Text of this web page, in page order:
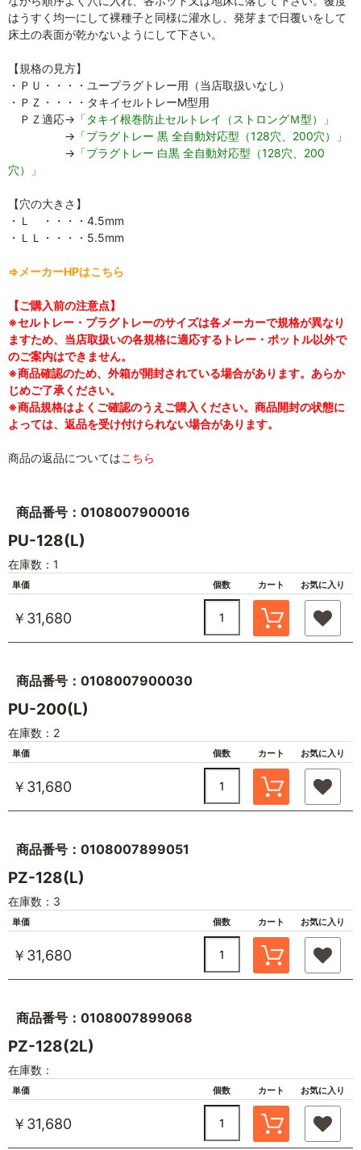
はうすく均一にして裸種子と同様に灌水し、発芽まで日覆いをして
床土の表面が乾かないようにして下さい。
【規格の見方】
・ＰＵ・・・・ユープラグトレー用（当店取扱いなし）
・ＰＺ・・・・タキイセルトレーM型用
ＰＺ適応→ 「タキイ根巻防止セルトレイ（ストロングＭ型）」
→ 「プラグトレー 黒 全自動対応型（128穴、200穴）」
→ 「プラグトレー 白黒 全自動対応型（128穴、200
穴）」
【穴の大きさ】
・Ｌ ・・・・4.5mm
・ＬＬ・・・・5.5mm
⇒メーカーHPはこちら
【ご購入前の注意点】
※セルトレー・プラグトレーのサイズは各メーカーで規格が異なり
ますため、当店取扱いの各規格に適応するトレー・ポットル以外で
のご案内はできません。
※商品確認のため、外箱が開封されている場合があります。あらか
じめご了承ください。
※商品規格はよくご確認のうえご購入ください。商品開封の状態に
よっては、返品を受け付けられない場合があります。
商品の返品についてはこちら
商品番号：0108007900016
PU-128(L)
在庫数：1
単価 個数 カート お気に入り
￥31,680
商品番号：0108007900030
PU-200(L)
在庫数：2
単価 個数 カート お気に入り
￥31,680
商品番号：0108007899051
PZ-128(L)
在庫数：3
単価 個数 カート お気に入り
￥31,680
商品番号：0108007899068
PZ-128(2L)
在庫数：
単価 個数 カート お気に入り
￥31,680